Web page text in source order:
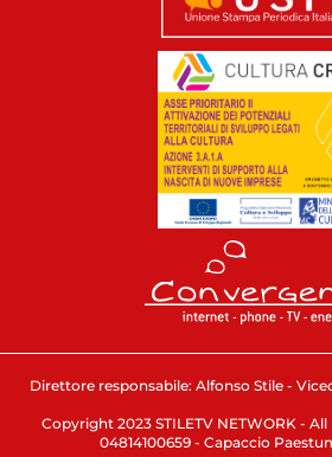
Direttore responsabile: Alfonso Stile -
Copyright 2023 STILETV NETWORK -
04814100659 - Capaccio